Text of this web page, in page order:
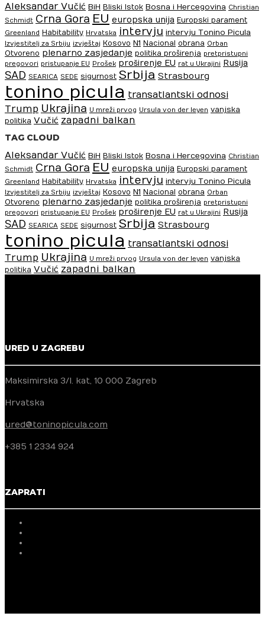
Aleksandar Vučić BiH Bliski Istok Bosna i Hercegovina Christian
Schmidt Crna Gora EU europska unija Europski parament
Greenland Habitability Hrvatska intervju intervju Tonino Picula
Izvjestitelj za Srbiju izvještaj Kosovo N1 Nacional obrana Orban
Otvoreno plenarno zasjedanje politika proširenja pretpristupni
pregovori pristupanje EU Prošek proširenje EU rat u Ukrajini Rusija
SAD SEARICA SEDE sigurnost Srbija Strasbourg
tonino picula transatlantski odnosi
Trump Ukrajina U mreži prvog Ursula von der leyen vanjska
politika Vučić zapadni balkan
TAG CLOUD
Aleksandar Vučić BiH Bliski Istok Bosna i Hercegovina Christian
Schmidt Crna Gora EU europska unija Europski parament
Greenland Habitability Hrvatska intervju intervju Tonino Picula
Izvjestitelj za Srbiju izvještaj Kosovo N1 Nacional obrana Orban
Otvoreno plenarno zasjedanje politika proširenja pretpristupni
pregovori pristupanje EU Prošek proširenje EU rat u Ukrajini Rusija
SAD SEARICA SEDE sigurnost Srbija Strasbourg
tonino picula transatlantski odnosi
Trump Ukrajina U mreži prvog Ursula von der leyen vanjska
politika Vučić zapadni balkan
URED U ZAGREBU
Maksimirska 3/I. kat, 10 000 Zagreb
Hrvatska
ured@toninopicula.com
+385 1 2334 924
ZAPRATI